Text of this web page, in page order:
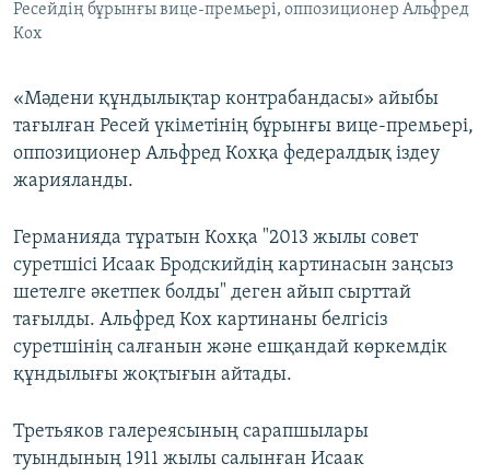
Басқа тілдерде
Ресейдің бұрынғы вице-премьері, оппозиционер Альфред
Кох
«Мәдени құндылықтар контрабандасы» айыбы
тағылған Ресей үкіметінің бұрынғы вице-премьері,
оппозиционер Альфред Кохқа федералдық іздеу
жарияланды.
Германияда тұратын Кохқа "2013 жылы совет
суретшісі Исаак Бродскийдің картинасын заңсыз
шетелге әкетпек болды" деген айып сырттай
тағылды. Альфред Кох картинаны белгісіз
суретшінің салғанын және ешқандай көркемдік
құндылығы жоқтығын айтады.
Третьяков галереясының сарапшылары
туындының 1911 жылы салынған Исаак